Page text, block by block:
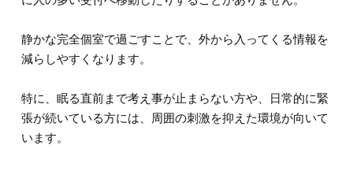
静かな完全個室で過ごすことで、外から入ってくる情報を
減らしやすくなります。
特に、眠る直前まで考え事が止まらない方や、日常的に緊
張が続いている方には、周囲の刺激を抑えた環境が向いて
います。